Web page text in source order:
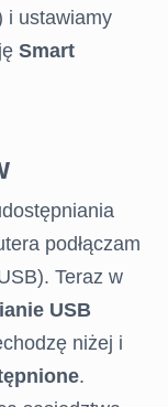
i ustawiamy
Smart
podłączam
Teraz w
USB
niżej i
.